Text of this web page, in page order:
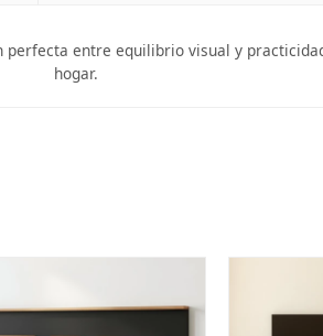
perfecta entre equilibrio visual y
hogar.